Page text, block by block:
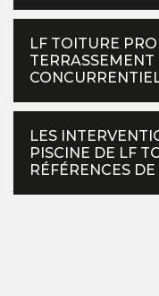
LF TOITURE
TERRASSEMENT
LES
PISCINE DE LF
RÉFÉRENCES